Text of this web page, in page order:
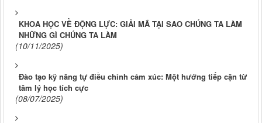
KHOA HỌC VỀ ĐỘNG LỰC: GIẢI MÃ TẠI SAO CHÚNG TA LÀM
NHỮNG GÌ CHÚNG TA LÀM
(10/11/2025)
Đào tạo kỹ năng tự điều chỉnh cảm xúc: Một hướng tiếp cận từ
tâm lý học tích cực
(08/07/2025)